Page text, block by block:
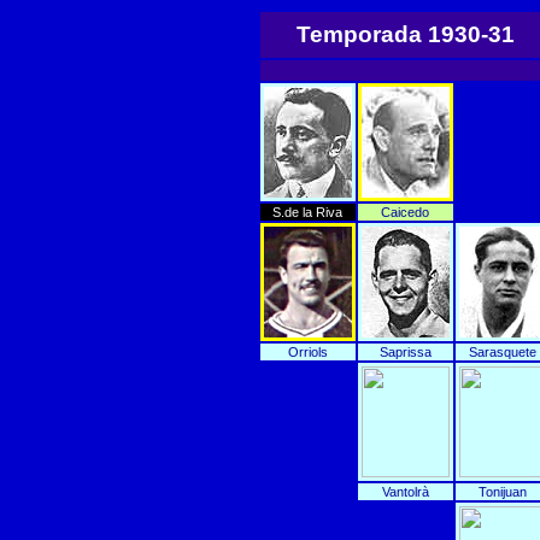
Temporada 1930-31
S.de la Riva Caicedo
Orriols Saprissa Sarasquete
Vantolrà Tonijuan